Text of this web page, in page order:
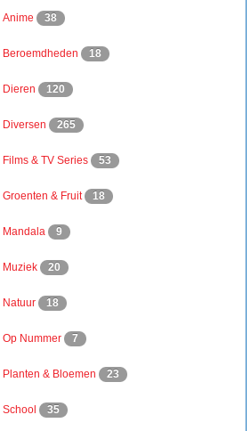
Anime 38
Beroemdheden 18
Dieren 120
Diversen 265
Films & TV Series 53
Groenten & Fruit 18
Mandala 9
Muziek 20
Natuur 18
Op Nummer 7
Planten & Bloemen 23
School 35